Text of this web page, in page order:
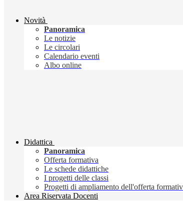
Novità
Panoramica
Le notizie
Le circolari
Calendario eventi
Albo online
Didattica
Panoramica
Offerta formativa
Le schede didattiche
I progetti delle classi
Progetti di ampliamento dell'offerta
Area Riservata Docenti